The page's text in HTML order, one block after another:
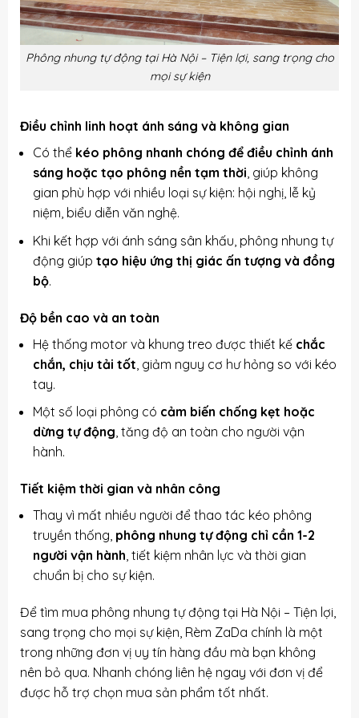
Phông nhung tự động tại Hà Nội – Tiện lợi, sang trọng cho
mọi sự kiện
Điều chỉnh linh hoạt ánh sáng và không gian
Có thể kéo phông nhanh chóng để điều chỉnh ánh
sáng hoặc tạo phông nền tạm thời, giúp không
gian phù hợp với nhiều loại sự kiện: hội nghị, lễ kỷ
niệm, biểu diễn văn nghệ.
Khi kết hợp với ánh sáng sân khấu, phông nhung tự
động giúp tạo hiệu ứng thị giác ấn tượng và đồng
bộ.
Độ bền cao và an toàn
Hệ thống motor và khung treo được thiết kế chắc
chắn, chịu tải tốt , giảm nguy cơ hư hỏng so với kéo
tay.
Một số loại phông có cảm biến chống kẹt hoặc
dừng tự động, tăng độ an toàn cho người vận
hành.
Tiết kiệm thời gian và nhân công
Thay vì mất nhiều người để thao tác kéo phông
truyền thống, phông nhung tự động chỉ cần 1-2
người vận hành , tiết kiệm nhân lực và thời gian
chuẩn bị cho sự kiện.
Để tìm mua phông nhung tự động tại Hà Nội – Tiện lợi,
sang trọng cho mọi sự kiện, Rèm ZaDa chính là một
trong những đơn vị uy tín hàng đầu mà bạn không
nên bỏ qua. Nhanh chóng liên hệ ngay với đơn vị để
được hỗ trợ chọn mua sản phẩm tốt nhất.